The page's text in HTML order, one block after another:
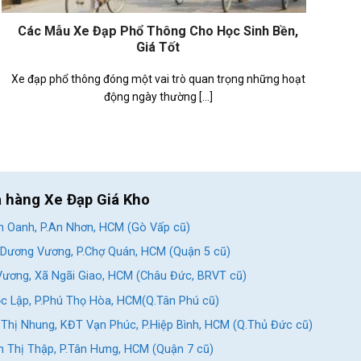
Các Mẫu Xe Đạp Phổ Thông Cho Học Sinh Bền,
Giá Tốt
Xe đạp phổ thông đóng một vai trò quan trọng những hoạt
động ngày thường [...]
Xe Đạp Giá Kho
Oanh, P.An Nhơn, HCM (Gò Vấp cũ)
Vương, P.Chợ Quán, HCM (Quận 5 cũ)
Xã Ngãi Giao, HCM (Châu Đức, BRVT cũ)
Lập, P.Phú Thọ Hòa, HCM(Q.Tân Phú cũ)
Nhung, KĐT Vạn Phúc, P.Hiệp Bình, HCM (Q.Thủ Đức cũ)
Thị Thập, P.Tân Hưng, HCM (Quận 7 cũ)